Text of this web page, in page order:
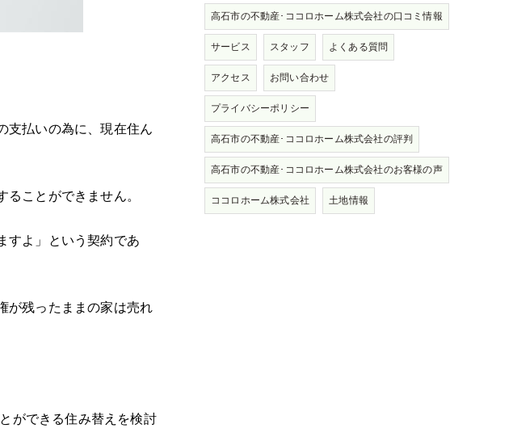
支払いの為に、現在住ん
ことができません。
すよ」という契約であ
が残ったままの家は売れ
ができる住み替えを検討
高石市の不動産･ココロホーム株式会社の口コミ情報
サービス
スタッフ
よくある質問
アクセス
お問い合わせ
プライバシーポリシー
高石市の不動産･ココロホーム株式会社の評判
高石市の不動産･ココロホーム株式会社のお客様の声
ココロホーム株式会社
土地情報